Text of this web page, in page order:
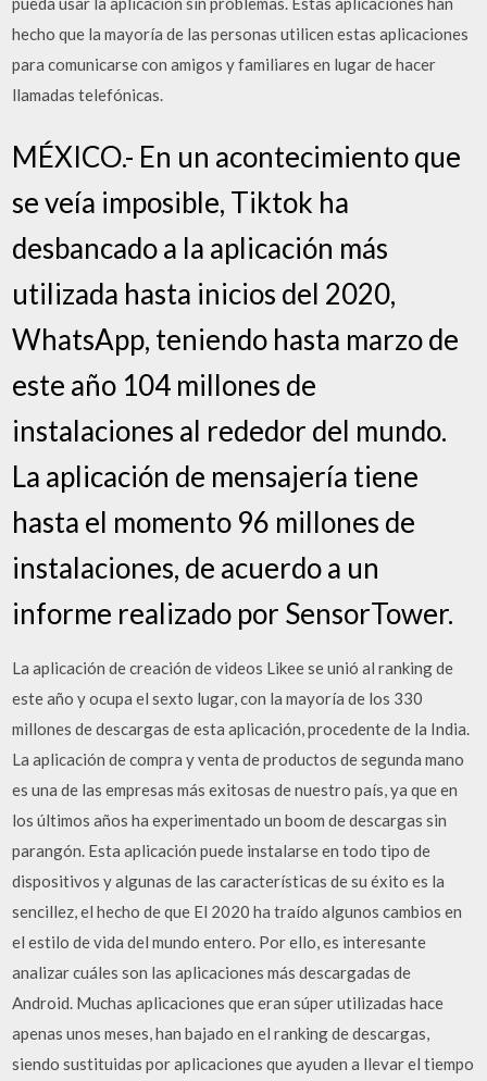
hecho que la mayoría de las personas utilicen estas aplicaciones
para comunicarse con amigos y familiares en lugar de hacer
llamadas telefónicas.
MÉXICO.- En un acontecimiento que
se veía imposible, Tiktok ha
desbancado a la aplicación más
utilizada hasta inicios del 2020,
WhatsApp, teniendo hasta marzo de
este año 104 millones de
instalaciones al rededor del mundo.
La aplicación de mensajería tiene
hasta el momento 96 millones de
instalaciones, de acuerdo a un
informe realizado por SensorTower.
La aplicación de creación de videos Likee se unió al ranking de
este año y ocupa el sexto lugar, con la mayoría de los 330
millones de descargas de esta aplicación, procedente de la India.
La aplicación de compra y venta de productos de segunda mano
es una de las empresas más exitosas de nuestro país, ya que en
los últimos años ha experimentado un boom de descargas sin
parangón. Esta aplicación puede instalarse en todo tipo de
dispositivos y algunas de las características de su éxito es la
sencillez, el hecho de que El 2020 ha traído algunos cambios en
el estilo de vida del mundo entero. Por ello, es interesante
analizar cuáles son las aplicaciones más descargadas de
Android. Muchas aplicaciones que eran súper utilizadas hace
apenas unos meses, han bajado en el ranking de descargas,
siendo sustituidas por aplicaciones que ayuden a llevar el tiempo